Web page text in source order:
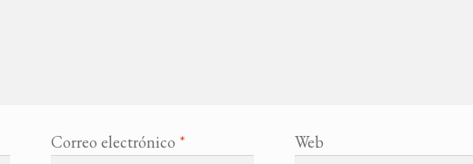
Correo electrónico * Web